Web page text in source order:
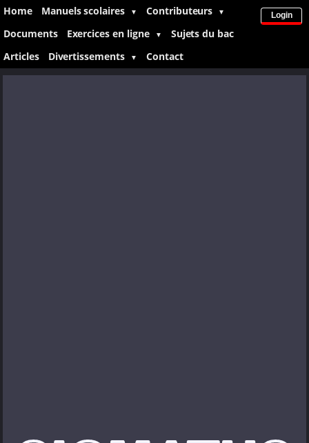
Login
Home Manuels scolaires ▼ Contributeurs ▼
Documents Exercices en ligne ▼
Sujets du bac
Articles
Divertissements ▼ Contact